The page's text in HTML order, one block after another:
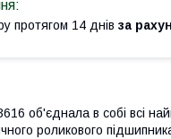
протягом 14 днів за
об'єднала в собі всі
роликового